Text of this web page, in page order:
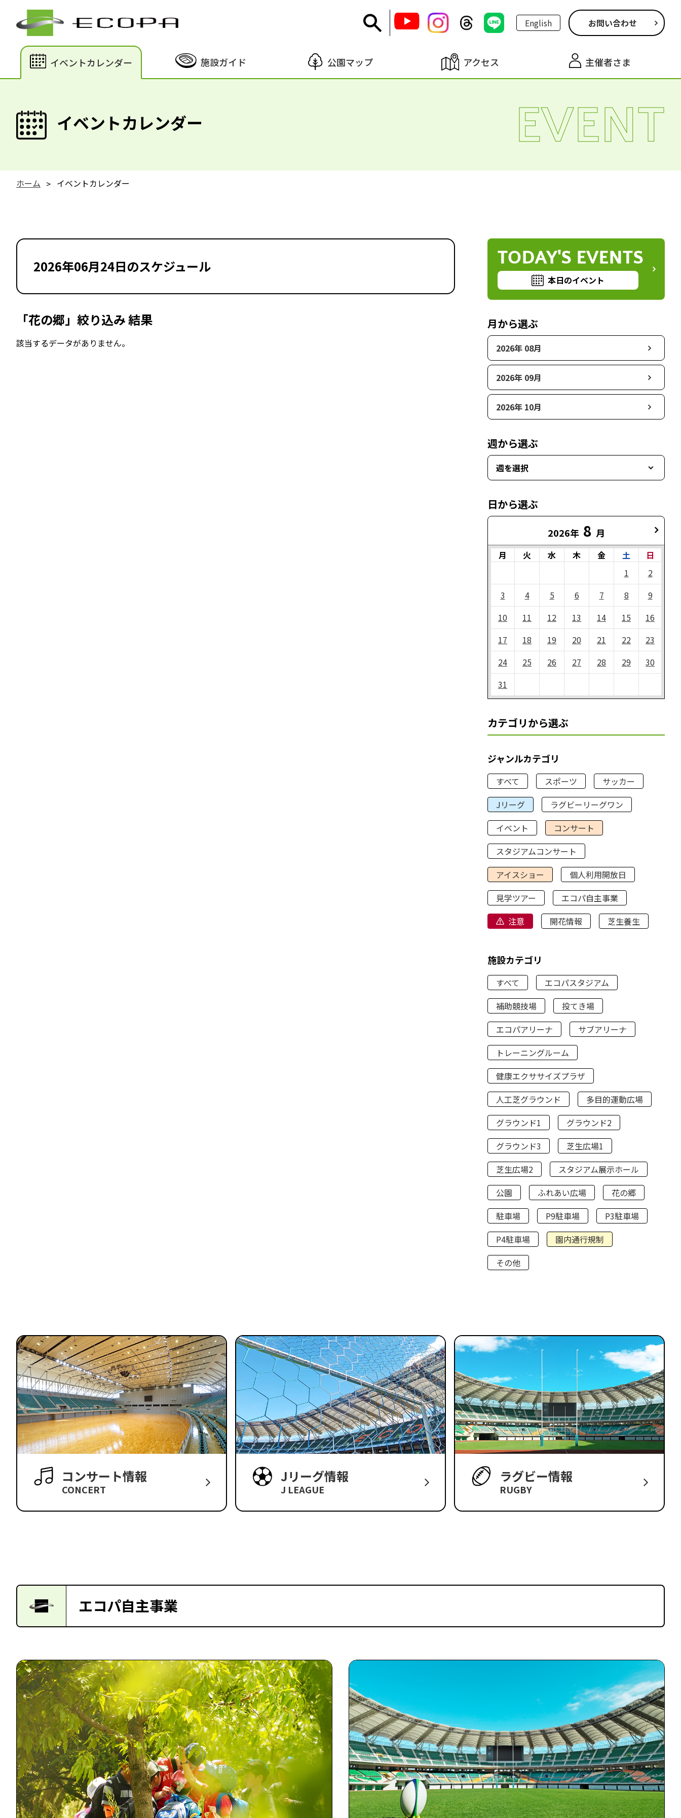
English お問い合わせ
イベントカレンダー 施設ガイド 公園マップ アクセス 主催者さま
イベントカレンダー EVENT
ホーム イベントカレンダー
2026年06月24日のスケジュール
「花の郷」絞り込み 結果
該当するデータがありません。
TODAY'S EVENTS
本日のイベント
月から選ぶ
2026年 08月
2026年 09月
2026年 10月
週から選ぶ
週を選択
日から選ぶ
2026年 8 月
月 火 水 木 金 土
日
1
2
3
4 5 6 7 8
9
10
11 12 13 14 15
16
17
18 19 20 21 22
23
24
25 26 27 28 29
30
31
カテゴリから選ぶ
ジャンルカテゴリ
すべて スポーツ
サッカー
Jリーグ
ラグビーリーグワン
イベント
コンサート
スタジアムコンサート
アイスショー
個人利用開放日
見学ツアー
エコパ自主事業
注意
開花情報 芝生養生
施設カテゴリ
すべて
エコパスタジアム
補助競技場
投てき場
エコパアリーナ
サブアリーナ
トレーニングルーム
健康エクササイズプラザ
人工芝グラウンド
多目的運動広場
グラウンド1
グラウンド2
グラウンド3
芝生広場1
芝生広場2
スタジアム展示ホール
公園
ふれあい広場
花の郷
駐車場
P9駐車場
P3駐車場
P4駐車場
園内通行規制
その他
コンサート情報
CONCERT
Jリーグ情報
J LEAGUE
ラグビー情報
RUGBY
エコパ自主事業